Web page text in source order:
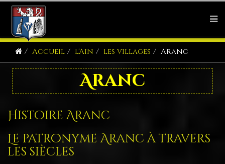
Accueil L'Ain Les villages Aranc
Aranc
Histoire Aranc
Le patronyme Aranc à travers
les siècles